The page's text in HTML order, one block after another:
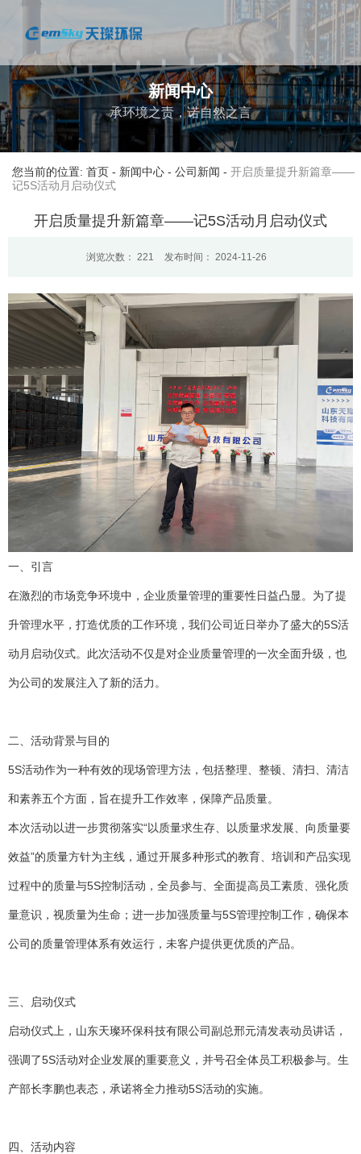
新闻中心
承环境之责，诺自然之言
您当前的位置: 首页 - 新闻中心 - 公司新闻 - 开启质量提升新篇章——
记5S活动月启动仪式
开启质量提升新篇章——记5S活动月启动仪式
浏览次数： 221 发布时间： 2024-11-26
一、引言
在激烈的市场竞争环境中，企业质量管理的重要性日益凸显。为了提
升管理水平，打造优质的工作环境，我们公司近日举办了盛大的5S活
动月启动仪式。此次活动不仅是对企业质量管理的一次全面升级，也
为公司的发展注入了新的活力。
二、活动背景与目的
5S活动作为一种有效的现场管理方法，包括整理、整顿、清扫、清洁
和素养五个方面，旨在提升工作效率，保障产品质量。
本次活动以进一步贯彻落实“以质量求生存、以质量求发展、向质量要
效益”的质量方针为主线，通过开展多种形式的教育、培训和产品实现
过程中的质量与5S控制活动，全员参与、全面提高员工素质、强化质
量意识，视质量为生命；进一步加强质量与5S管理控制工作，确保本
公司的质量管理体系有效运行，未客户提供更优质的产品。
三、启动仪式
启动仪式上，山东天璨环保科技有限公司副总邢元清发表动员讲话，
强调了5S活动对企业发展的重要意义，并号召全体员工积极参与。生
产部长李鹏也表态，承诺将全力推动5S活动的实施。
四、活动内容